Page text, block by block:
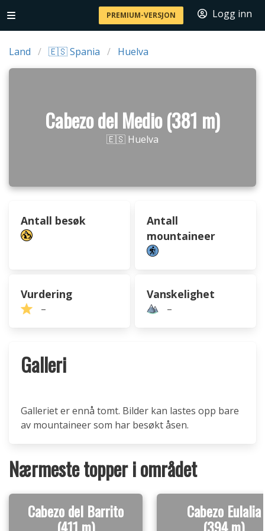
PREMIUM-VERSJON Logg inn
Land 🇪🇸 Spania Huelva
Cabezo del Medio (381 m)
🇪🇸 Huelva
Antall besøk
Antall
mountaineer
Vurdering
–
Vanskelighet
–
Galleri
Galleriet er ennå tomt. Bilder kan lastes opp bare
av mountaineer som har besøkt åsen.
Nærmeste topper i området
Cabezo del Barrito Cabezo Eulalia